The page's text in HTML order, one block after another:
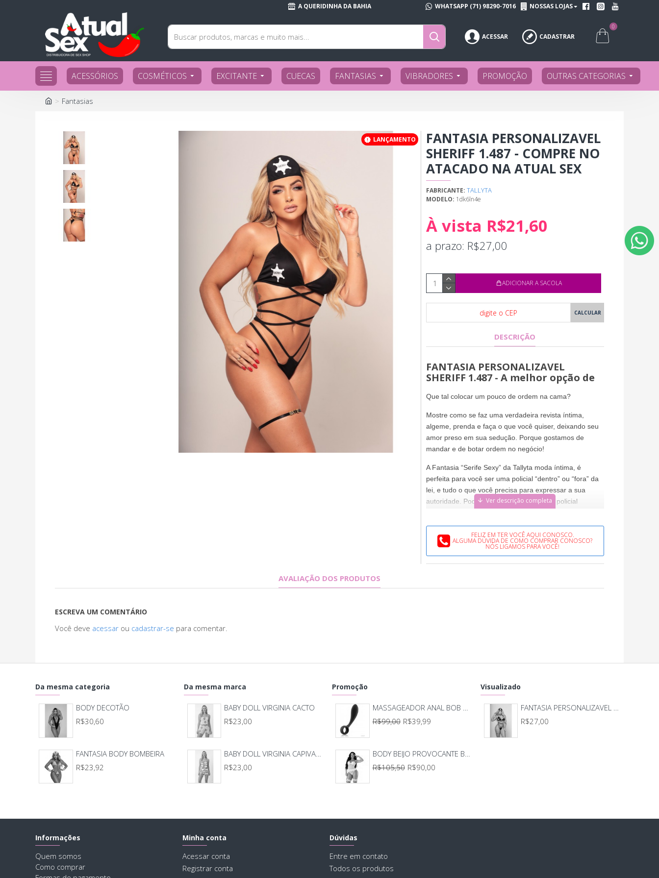
A QUERIDINHA DA BAHIA WHATSAPP (71) 98290-7016 NOSSAS LOJAS
ACESSAR CADASTRAR
0
ACESSÓRIOS COSMÉTICOS EXCITANTE CUECAS FANTASIAS VIBRADORES PROMOÇÃO OUTRAS CATEGORIAS
Fantasias
LANÇAMENTO
FANTASIA PERSONALIZAVEL
SHERIFF 1.487 - COMPRE NO
ATACADO NA ATUAL SEX
À vista R$21,60
a prazo: R$27,00
FABRICANTE: TALLYTA
MODELO: 1dk6ln4e
ADICIONAR A SACOLA
DESCRIÇÃO
FANTASIA PERSONALIZAVEL
SHERIFF 1.487 - A melhor opção de
Que tal colocar um pouco de ordem na cama?
Mostre como se faz uma verdadeira revista íntima,
algeme, prenda e faça o que você quiser, deixando seu
amor preso em sua sedução. Porque gostamos de
mandar e de botar ordem no negócio!
A Fantasia “Serife Sexy” da Tallyta moda íntima, é
perfeita para você ser uma policial “dentro” ou “fora” da
lei, e tudo o que você precisa para expressar a sua
autoridade. Pode acreditar que com essa policial
Ela é produzida em um lindo Body cavado que mantém o
formato natural dos seus seios, todo trabalhado em
design moderno pensados na modelagem Strappy, com
proporcionar uma ótima aderência ao corpo,
algema, e mostre ao seu amor que você é a capitã da
CONTÉM: 01 Top com amarração, 01 Calcinha fio
dental, 01 Enfeite para a cabeça..
FELIZ EM TER VOCÊ AQUI CONOSCO.
ALGUMA DÚVIDA DE COMO COMPRAR CONOSCO?
NÓS LIGAMOS PARA VOCÊ!
AVALIAÇÃO DOS PRODUTOS
ESCREVA UM COMENTÁRIO
Você deve acessar ou cadastrar-se para comentar.
Da mesma categoria
BODY DECOTÃO
R$30,60
FANTASIA BODY BOMBEIRA
R$23,92
Da mesma marca
BABY DOLL VIRGINIA CACTO
R$23,00
R$23,00
Promoção
MASSAGEADOR ANAL BOB DEEP BLUE - LELO
R$39,99
R$99,00
R$90,00
R$105,50
Visualizado
FANTASIA PERSONALIZAVEL SHERIFF 1.487
R$27,00
Informações
Quem somos
Como comprar
Minha conta
Acessar conta
Registrar conta
Dúvidas
Entre em contato
Todos os produtos